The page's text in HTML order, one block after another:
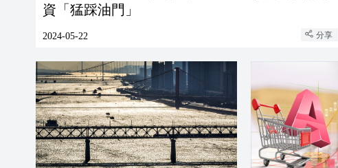
資「猛踩油門」
2024-05-22 分享